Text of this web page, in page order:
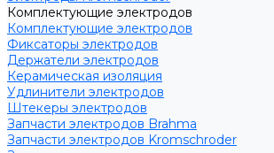
Комплектующие электродов
Комплектующие электродов
Фиксаторы электродов
Держатели электродов
Керамическая изоляция
Удлинители электродов
Штекеры электродов
Запчасти электродов Brahma
Запчасти электродов Kromschroder